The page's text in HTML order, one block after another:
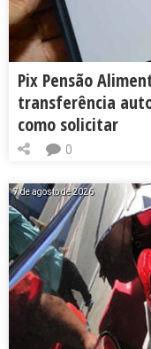
Pix Pensão
transferência
como solicitar
0
7 de agosto de 2026